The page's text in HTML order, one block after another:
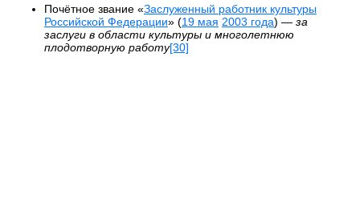
Почётное звание «Заслуженный работник культуры
Российской Федерации» (19 мая 2003 года) — за
заслуги в области культуры и многолетнюю
плодотворную работу[30]